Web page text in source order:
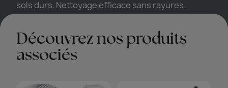
sols durs. Nettoyage efficace sans rayures.
Découvrez nos produits
associés